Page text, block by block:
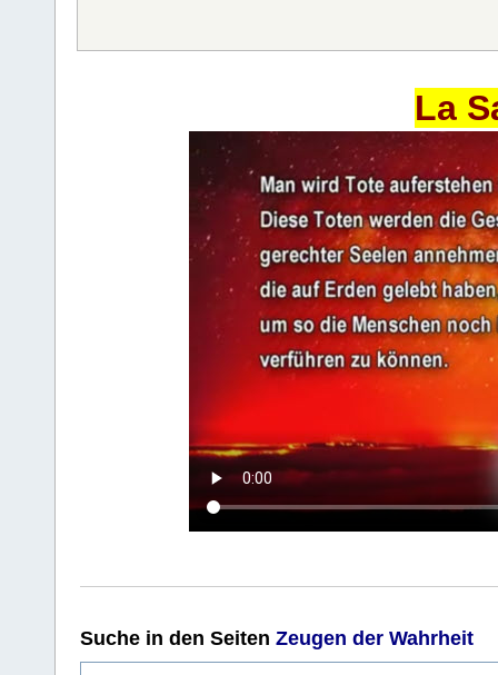
La
Suche in den Seiten Zeugen der Wahrheit